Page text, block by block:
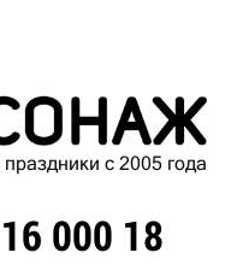
с 2005 года
000 18